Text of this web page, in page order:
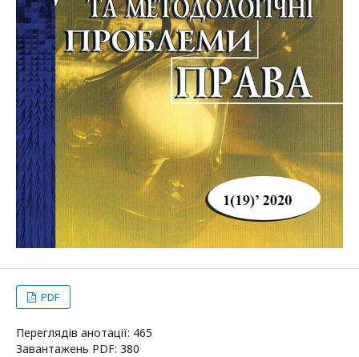
PDF
Переглядів анотації: 465
Завантажень PDF: 380